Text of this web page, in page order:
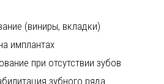
(виниры, вкладки)
имплантах
при отсутствии зубов
зубного ряда